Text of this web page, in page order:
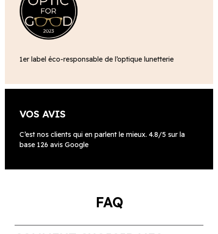
1er label éco-responsable de l’optique lunetterie
VOS AVIS
C’est nos clients qui en parlent le mieux. 4.8/5 sur la
base 126 avis Google
FAQ